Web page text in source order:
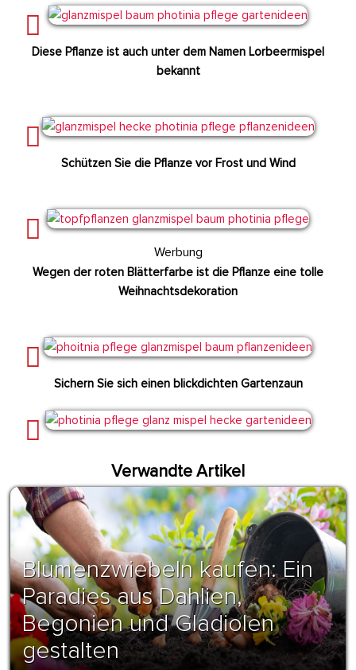
Diese Pflanze ist auch unter dem Namen Lorbeermispel
bekannt
Schützen Sie die Pflanze vor Frost und Wind
Werbung
Wegen der roten Blätterfarbe ist die Pflanze eine tolle
Weihnachtsdekoration
Sichern Sie sich einen blickdichten Gartenzaun
Verwandte Artikel
Blumenzwiebeln kaufen: Ein
Paradies aus Dahlien,
Begonien und Gladiolen
gestalten